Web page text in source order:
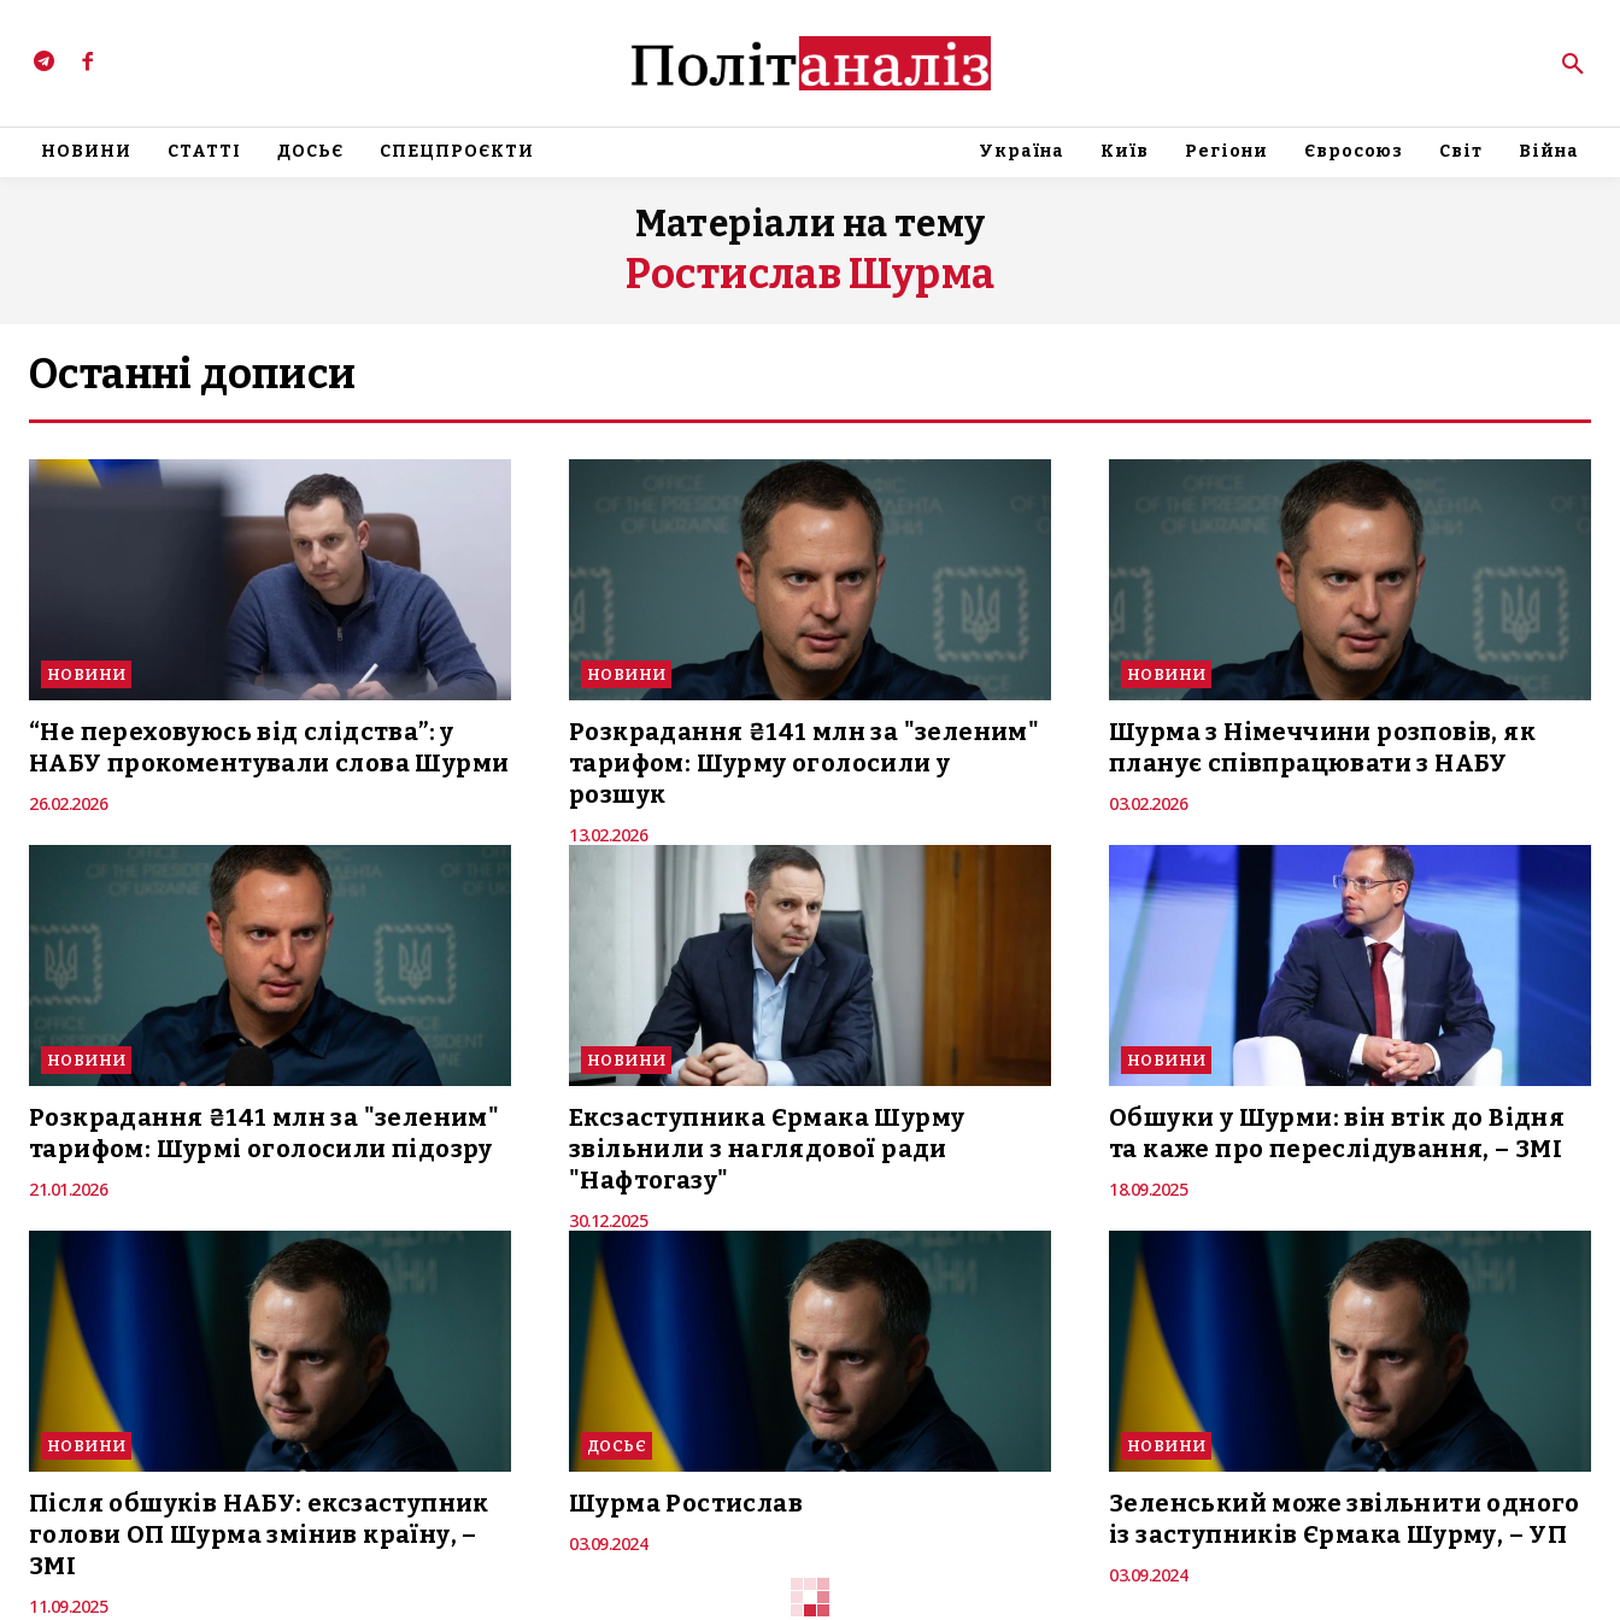
НОВИНИ СТАТТІ ДОСЬЄ СПЕЦПРОЄКТИ Україна Київ Регіони Євросоюз Світ Війна
Матеріали на тему
Ростислав Шурма
Останні дописи
НОВИНИ
“Не переховуюсь від слідства”: у
НАБУ прокоментували слова Шурми
26.02.2026
НОВИНИ
Розкрадання ₴141 млн за "зеленим"
тарифом: Шурму оголосили у
розшук
13.02.2026
НОВИНИ
Шурма з Німеччини розповів, як
планує співпрацювати з НАБУ
03.02.2026
НОВИНИ
Розкрадання ₴141 млн за "зеленим"
тарифом: Шурмі оголосили підозру
21.01.2026
НОВИНИ
Ексзаступника Єрмака Шурму
звільнили з наглядової ради
"Нафтогазу"
30.12.2025
НОВИНИ
Обшуки у Шурми: він втік до Відня
та каже про переслідування, – ЗМІ
18.09.2025
НОВИНИ
Після обшуків НАБУ: ексзаступник
голови ОП Шурма змінив країну, –
ЗМІ
11.09.2025
ДОСЬЄ
Шурма Ростислав
03.09.2024
НОВИНИ
Зеленський може звільнити одного
із заступників Єрмака Шурму, – УП
03.09.2024